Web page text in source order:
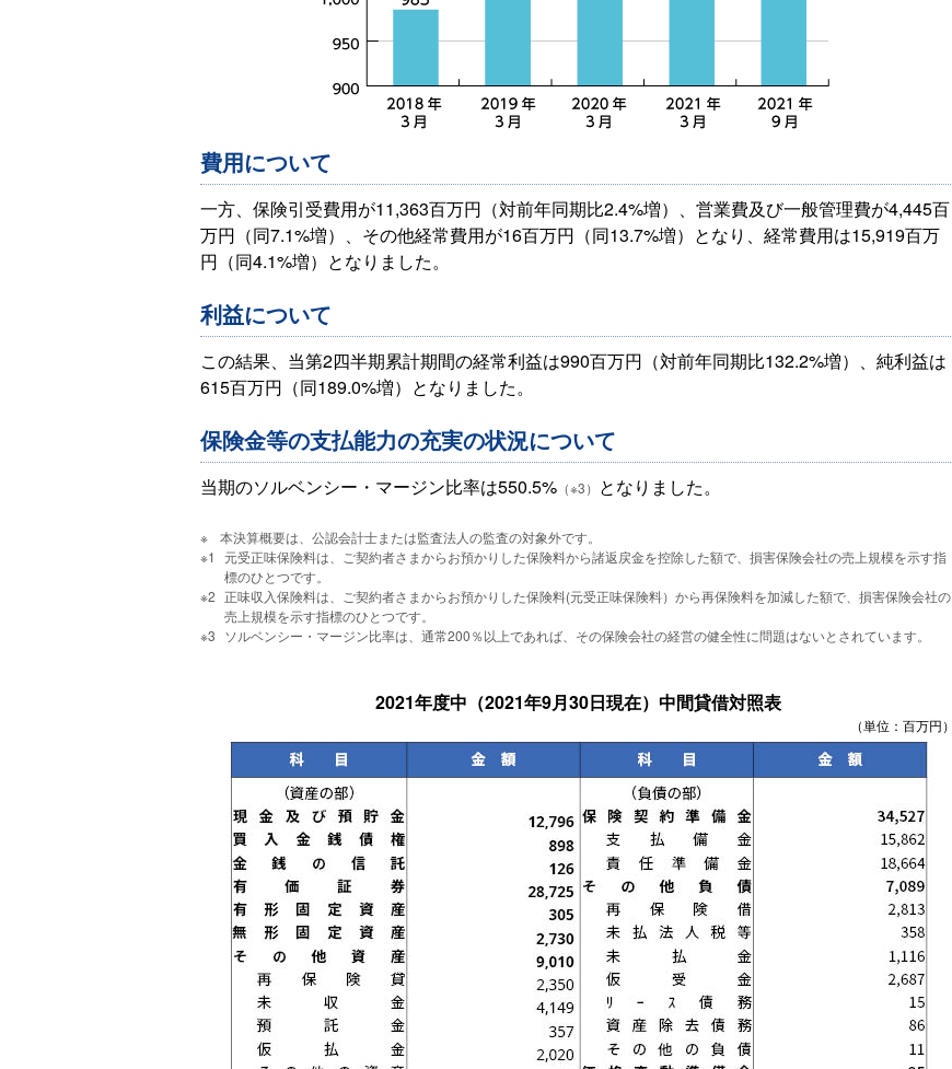
費用について
一方、保険引受費用が11,363百万円（対前年同期比2.4%増）、営業費及び一般管理費が4,445百
万円（同7.1%増）、その他経常費用が16百万円（同13.7%増）となり、経常費用は15,919百万
円（同4.1%増）となりました。
利益について
この結果、当第2四半期累計期間の経常利益は990百万円（対前年同期比132.2%増）、純利益は
615百万円（同189.0%増）となりました。
保険金等の支払能力の充実の状況について
当期のソルベンシー・マージン比率は550.5% （※3） となりました。
本決算概要は、公認会計士または監査法人の監査の対象外です。
元受正味保険料は、ご契約者さまからお預かりした保険料から諸返戻金を控除した額で、損害保険会社の売上規模を示す指
標のひとつです。
正味収入保険料は、ご契約者さまからお預かりした保険料(元受正味保険料）から再保険料を加減した額で、損害保険会社の
売上規模を示す指標のひとつです。
ソルベンシー・マージン比率は、通常200％以上であれば、その保険会社の経営の健全性に問題はないとされています。
2021年度中（2021年9月30日現在）中間貸借対照表
（単位：百万円）